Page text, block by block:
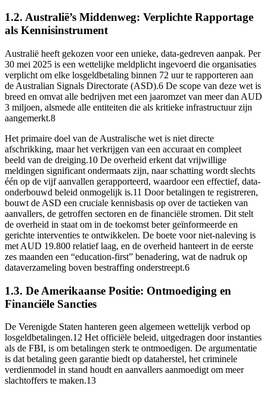
1.2. Australië’s Middenweg: Verplichte Rapportage
als Kennisinstrument
Australië heeft gekozen voor een unieke, data-gedreven aanpak. Per
30 mei 2025 is een wettelijke meldplicht ingevoerd die organisaties
verplicht om elke losgeldbetaling binnen 72 uur te rapporteren aan
de Australian Signals Directorate (ASD).6 De scope van deze wet is
breed en omvat alle bedrijven met een jaaromzet van meer dan AUD
3 miljoen, alsmede alle entiteiten die als kritieke infrastructuur zijn
aangemerkt.8
Het primaire doel van de Australische wet is niet directe
afschrikking, maar het verkrijgen van een accuraat en compleet
beeld van de dreiging.10 De overheid erkent dat vrijwillige
meldingen significant ondermaats zijn, naar schatting wordt slechts
één op de vijf aanvallen gerapporteerd, waardoor een effectief, data-
onderbouwd beleid onmogelijk is.11 Door betalingen te registreren,
bouwt de ASD een cruciale kennisbasis op over de tactieken van
aanvallers, de getroffen sectoren en de financiële stromen. Dit stelt
de overheid in staat om in de toekomst beter geïnformeerde en
gerichte interventies te ontwikkelen. De boete voor niet-naleving is
met AUD 19.800 relatief laag, en de overheid hanteert in de eerste
zes maanden een “education-first” benadering, wat de nadruk op
dataverzameling boven bestraffing onderstreept.6
1.3. De Amerikaanse Positie: Ontmoediging en
Financiële Sancties
De Verenigde Staten hanteren geen algemeen wettelijk verbod op
losgeldbetalingen.12 Het officiële beleid, uitgedragen door instanties
als de FBI, is om betalingen sterk te ontmoedigen. De argumentatie
is dat betaling geen garantie biedt op dataherstel, het criminele
verdienmodel in stand houdt en aanvallers aanmoedigt om meer
slachtoffers te maken.13